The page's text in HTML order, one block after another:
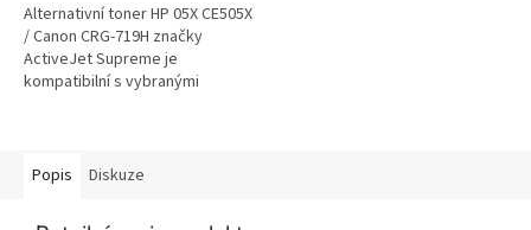
Alternativní toner HP 05X CE505X
/ Canon CRG-719H značky
ActiveJet Supreme je
kompatibilní s vybranými
Popis
Diskuze